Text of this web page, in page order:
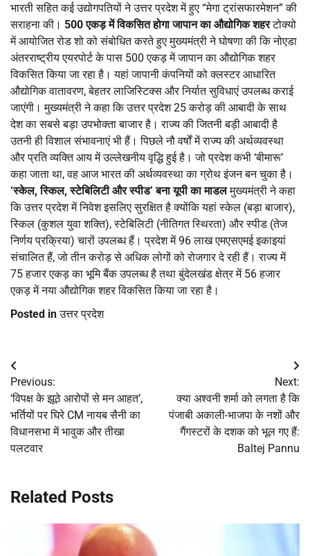
भारती सहित कई उद्योगपतियों ने उत्तर प्रदेश में हुए “मेगा ट्रांसफारमेशन” की
सराहना की। 500 एकड़ में विकसित होगा जापान का औद्योगिक शहरटोक्यो
में आयोजित रोड शो को संबोधित करते हुए मुख्यमंत्री ने घोषणा की कि नोएडा
अंतरराष्ट्रीय एयरपोर्ट के पास 500 एकड़ में जापान का औद्योगिक शहर
विकसित किया जा रहा है। यहां जापानी कंपनियों को क्लस्टर आधारित
औद्योगिक वातावरण, बेहतर लाजिस्टिक्स और निर्यात सुविधाएं उपलब्ध कराई
जाएंगी। मुख्यमंत्री ने कहा कि उत्तर प्रदेश 25 करोड़ की आबादी के साथ
देश का सबसे बड़ा उपभोक्ता बाजार है। राज्य की जितनी बड़ी आबादी है
उतनी ही विशाल संभावनाएं भी हैं। पिछले नौ वर्षों में राज्य की अर्थव्यवस्था
और प्रति व्यक्ति आय में उल्लेखनीय वृद्धि हुई है। जो प्रदेश कभी ‘बीमारू’
कहा जाता था, वह आज भारत की अर्थव्यवस्था का ग्रोथ इंजन बन चुका है।
‘स्केल, स्किल, स्टेबिलिटी और स्पीड’ बना यूपी का माडलमुख्यमंत्री ने कहा
कि उत्तर प्रदेश में निवेश इसलिए सुरक्षित है क्योंकि यहां स्केल (बड़ा बाजार),
स्किल (कुशल युवा शक्ति), स्टेबिलिटी (नीतिगत स्थिरता) और स्पीड (तेज
निर्णय प्रक्रिया) चारों उपलब्ध हैं। प्रदेश में 96 लाख एमएसएमई इकाइयां
संचालित हैं, जो तीन करोड़ से अधिक लोगों को रोजगार दे रही हैं। राज्य में
75 हजार एकड़ का भूमि बैंक उपलब्ध है तथा बुंदेलखंड क्षेत्र में 56 हजार
एकड़ में नया औद्योगिक शहर विकसित किया जा रहा है।
Posted inउत्तर प्रदेश
Post
navigation
Previous:
‘विपक्ष के झूठे आरोपों से मन आहत’,
भर्तियों पर घिरे CM नायब सैनी का
विधानसभा में भावुक और तीखा
पलटवार
Next:
क्या अश्वनी शर्मा को लगता है कि
पंजाबी अकाली-भाजपा के नशों और
गैंगस्टरों के दशक को भूल गए हैं:
Baltej Pannu
Related Posts